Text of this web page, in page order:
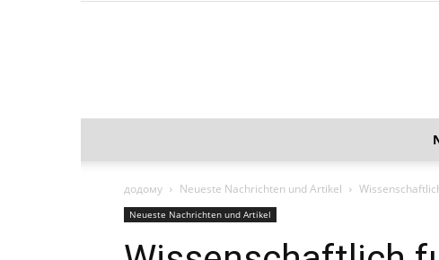
додому Neueste Nachrichten und Artikel
Neueste Nachrichten und Artikel